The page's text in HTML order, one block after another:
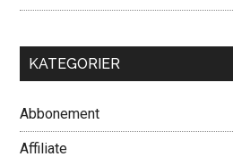
KATEGORIER
Abbonement
Affiliate